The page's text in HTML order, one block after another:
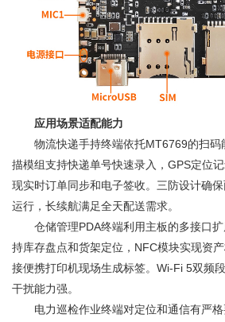
应用场景适配能力
物流快递手持终端依托MT6769的扫码
描模组支持快递单号快速录入，GPS定位
现实时订单同步和电子签收。三防设计确
运行，长续航满足全天配送需求。
仓储管理PDA终端利用主板的多接口扩
持库存盘点和货架定位，NFC模块实现资
接便携打印机现场生成标签。Wi-Fi 5双频
干扰能力强。
电力巡检作业终端对定位和通信有严格